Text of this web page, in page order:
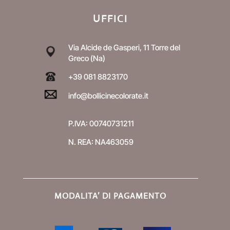
UFFICI
Via Alcide de Gasperi, 11 Torre del
Greco (Na)
+39 081 8823170
info@bollicinecolorate.it
P.IVA: 00740731211
N. REA: NA463059
MODALITA’ DI PAGAMENTO